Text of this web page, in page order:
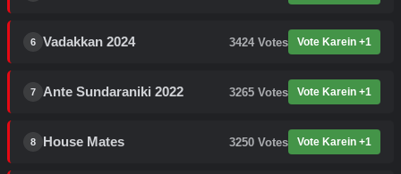
6 Vadakkan 2024 3424 Votes Vote Karein +1
7 Ante Sundaraniki 2022 3265 Votes Vote Karein +1
8 House Mates 3250 Votes Vote Karein +1